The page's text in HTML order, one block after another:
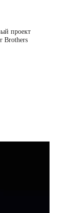
проект
Brothers